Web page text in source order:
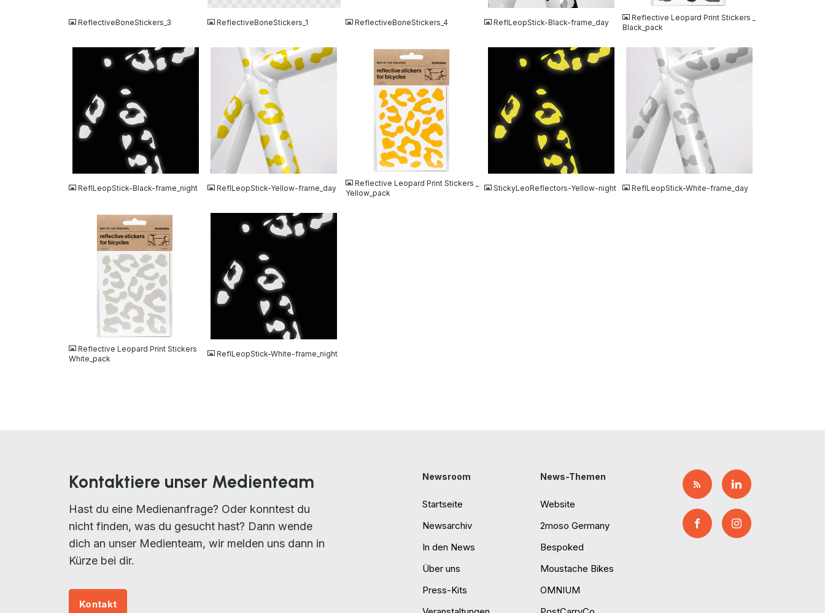
ReflectiveBoneStickers_3 ReflectiveBoneStickers_1 ReflectiveBoneStickers_4 ReflLeopStick-Black-frame_day
Reflective Leopard Print Stickers _
Black_pack
ReflLeopStick-Black-frame_night ReflLeopStick-Yellow-frame_day
Reflective Leopard Print Stickers _
Yellow_pack
StickyLeoReflectors-Yellow-night ReflLeopStick-White-frame_day
Reflective Leopard Print Stickers
White_pack
ReflLeopStick-White-frame_night
Kontaktiere unser Medienteam
Hast du eine Medienanfrage? Oder konntest du
nicht finden, was du gesucht hast? Dann wende
dich an unser Medienteam, wir melden uns dann in
Kürze bei dir.
Kontakt
Newsroom
Startseite
Newsarchiv
In den News
Über uns
Press-Kits
News-Themen
Website
2moso Germany
Bespoked
Moustache Bikes
OMNIUM